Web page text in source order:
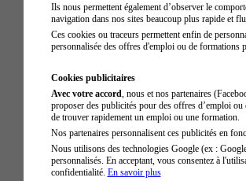
Ils nous permettent également d’observer le
navigation dans nos sites beaucoup plus rapide et
Ces cookies ou traceurs permettent enfin de
personnalisée des offres d'emploi ou de formations
Cookies publicitaires
Avec votre accord , nous et nos partenaires
proposer des publicités pour des offres d’emploi
de trouver rapidement un emploi ou une formation.
Nos partenaires personnalisent ces publicités en
Nous utilisons des technologies Google (ex :
personnalisés. En acceptant, vous consentez à
confidentialité. En savoir plus